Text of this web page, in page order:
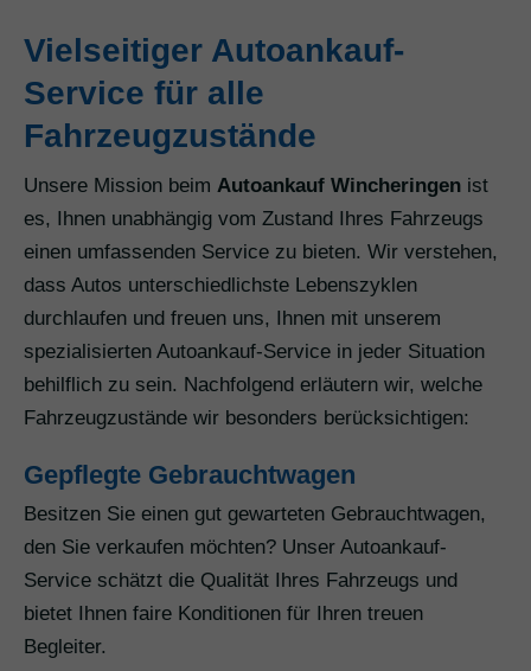
Vielseitiger Autoankauf-
Service für alle
Fahrzeugzustände
Unsere Mission beim Autoankauf Wincheringen ist
es, Ihnen unabhängig vom Zustand Ihres Fahrzeugs
einen umfassenden Service zu bieten. Wir verstehen,
dass Autos unterschiedlichste Lebenszyklen
durchlaufen und freuen uns, Ihnen mit unserem
spezialisierten Autoankauf-Service in jeder Situation
behilflich zu sein. Nachfolgend erläutern wir, welche
Fahrzeugzustände wir besonders berücksichtigen:
Gepflegte Gebrauchtwagen
Besitzen Sie einen gut gewarteten Gebrauchtwagen,
den Sie verkaufen möchten? Unser Autoankauf-
Service schätzt die Qualität Ihres Fahrzeugs und
bietet Ihnen faire Konditionen für Ihren treuen
Begleiter.